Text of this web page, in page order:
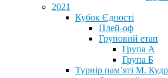
2021
Кубок Єдності
Плей-оф
Груповий етап
Група А
Група Б
Турнір пам’яті М.